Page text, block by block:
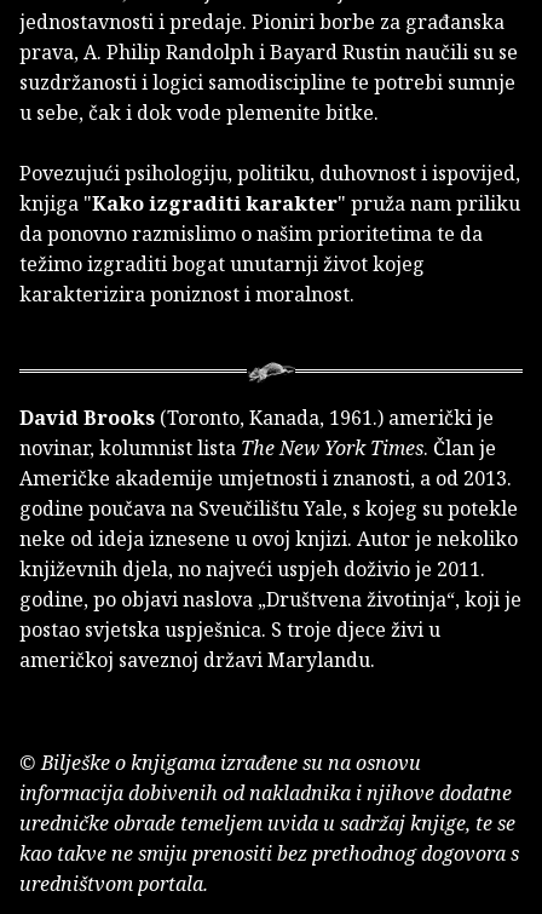
jednostavnosti i predaje. Pioniri borbe za građanska
prava, A. Philip Randolph i Bayard Rustin naučili su se
suzdržanosti i logici samodiscipline te potrebi sumnje
u sebe, čak i dok vode plemenite bitke.
Povezujući psihologiju, politiku, duhovnost i ispovijed,
knjiga "Kako izgraditi karakter" pruža nam priliku
da ponovno razmislimo o našim prioritetima te da
težimo izgraditi bogat unutarnji život kojeg
karakterizira poniznost i moralnost.
David Brooks (Toronto, Kanada, 1961.) američki je
novinar, kolumnist lista The New York Times. Član je
Američke akademije umjetnosti i znanosti, a od 2013.
godine poučava na Sveučilištu Yale, s kojeg su potekle
neke od ideja iznesene u ovoj knjizi. Autor je nekoliko
književnih djela, no najveći uspjeh doživio je 2011.
godine, po objavi naslova „Društvena životinja“, koji je
postao svjetska uspješnica. S troje djece živi u
američkoj saveznoj državi Marylandu.
© Bilješke o knjigama izrađene su na osnovu
informacija dobivenih od nakladnika i njihove dodatne
uredničke obrade temeljem uvida u sadržaj knjige, te se
kao takve ne smiju prenositi bez prethodnog dogovora s
uredništvom portala.